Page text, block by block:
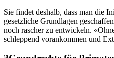
Sie findet deshalb, dass man die
gesetzliche Grundlagen
noch rascher zu entwickeln.
schleppend vorankommen und